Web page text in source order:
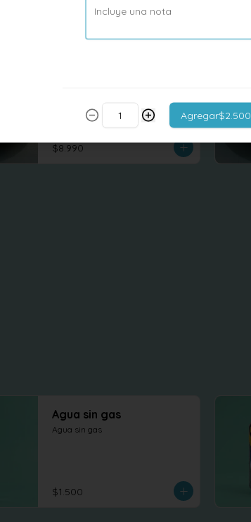
frescas, brocoli, zanahoria, repollo.
tofu revuelto
$8.990
Agua sin gas
Agua sin gas
$1.500
Agregar$2.500